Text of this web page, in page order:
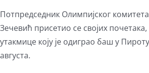
Потпредседник Олимпијског
Зечевић присетио се својих
утакмице коју је одиграо баш у
августа.